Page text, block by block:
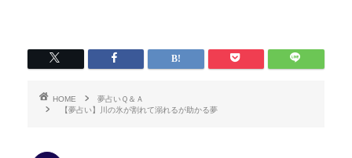
HOME
夢占いＱ＆Ａ
【夢占い】川の氷が割れて溺れるが助かる夢